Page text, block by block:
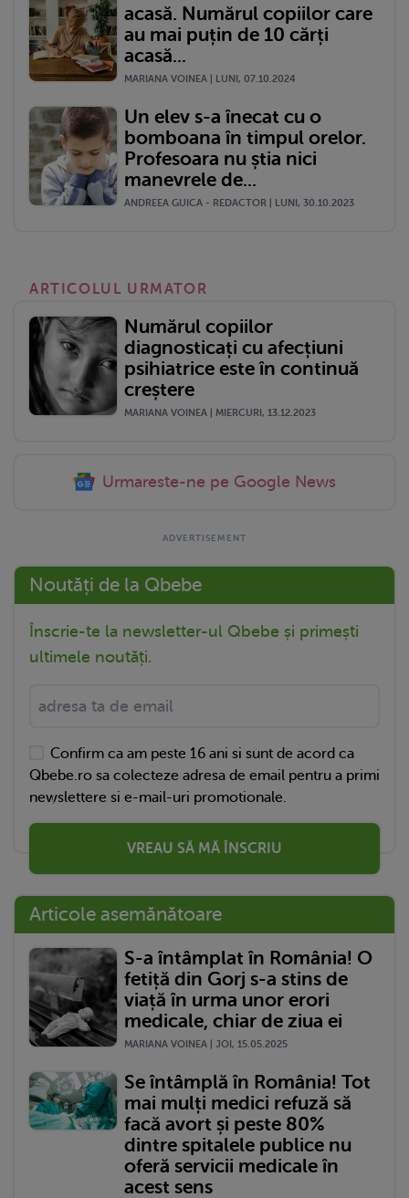
acasă. Numărul copiilor care
au mai puțin de 10 cărți
acasă...
MARIANA VOINEA | LUNI, 07.10.2024
Un elev s-a înecat cu o
bomboana în timpul orelor.
Profesoara nu știa nici
manevrele de...
ANDREEA GUICA - REDACTOR | LUNI, 30.10.2023
ARTICOLUL URMATOR
Numărul copiilor
diagnosticați cu afecțiuni
psihiatrice este în continuă
creștere
MARIANA VOINEA | MIERCURI, 13.12.2023
Urmareste-ne pe Google News
Noutăți de la Qbebe
Înscrie-te la newsletter-ul Qbebe și primești
ultimele noutăți.
Confirm ca am peste 16 ani si sunt de acord ca
Qbebe.ro sa colecteze adresa de email pentru a primi
newslettere si e-mail-uri promotionale.
VREAU SĂ MĂ ÎNSCRIU
Articole asemănătoare
S-a întâmplat în România! O
fetiță din Gorj s-a stins de
viață în urma unor erori
medicale, chiar de ziua ei
MARIANA VOINEA | JOI, 15.05.2025
Se întâmplă în România! Tot
mai mulți medici refuză să
facă avort și peste 80%
dintre spitalele publice nu
oferă servicii medicale în
acest sens